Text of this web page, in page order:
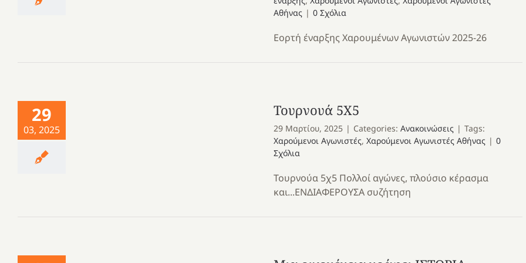
Αθήνας | 0 Σχόλια
Εορτή έναρξης Χαρουμένων Αγωνιστών 2025-26
29
03, 2025
Τουρνουά 5Χ5
29 Μαρτίου, 2025 | Categories: Ανακοινώσεις | Tags:
Χαρούμενοι Αγωνιστές, Χαρούμενοι Αγωνιστές Αθήνας | 0
Σχόλια
Τουρνούα 5χ5 Πολλοί αγώνες, πλούσιο κέρασμα
και...ΕΝΔΙΑΦΕΡΟΥΣΑ συζήτηση